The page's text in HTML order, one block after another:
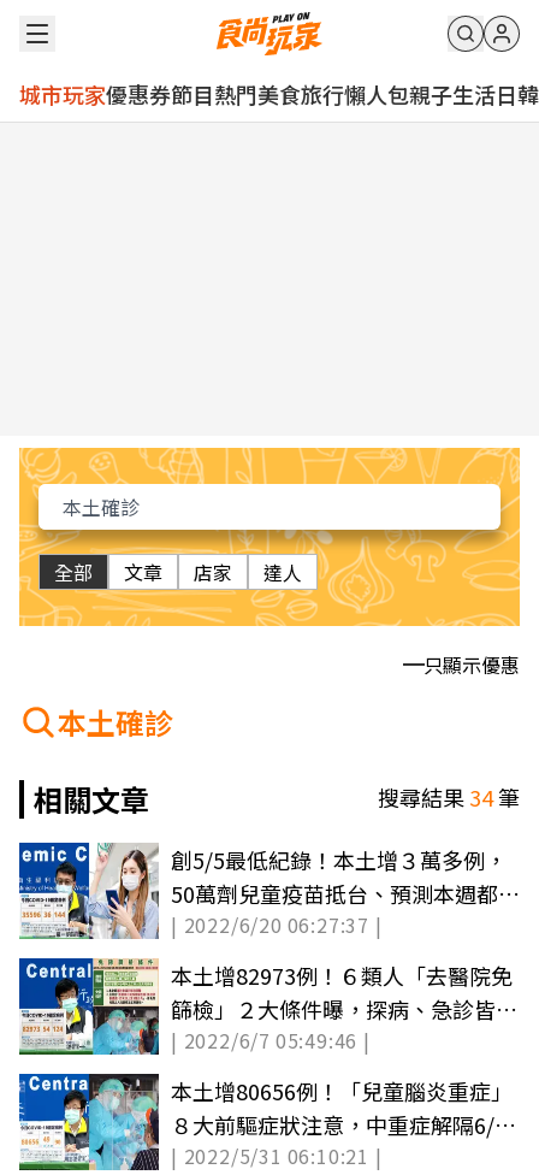
城市玩家優惠券節目熱門美食旅行懶人包親子生活日韓
全部 文章 店家 達人
只顯示優惠
本土確診
相關文章
搜尋結果34筆
創5/5最低紀錄！本土增３萬多例，
50萬劑兒童疫苗抵台、預測本週都不
破５萬例
| 2022/6/20 06:27:37 |
本土增82973例！６類人「去醫院免
篩檢」２大條件曝，探病、急診皆適
用
| 2022/6/7 05:49:46 |
本土增80656例！「兒童腦炎重症」
８大前驅症狀注意，中重症解隔6/1
放寬
| 2022/5/31 06:10:21 |